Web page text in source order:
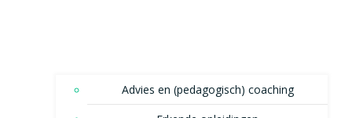
Advies en (pedagogisch) coaching